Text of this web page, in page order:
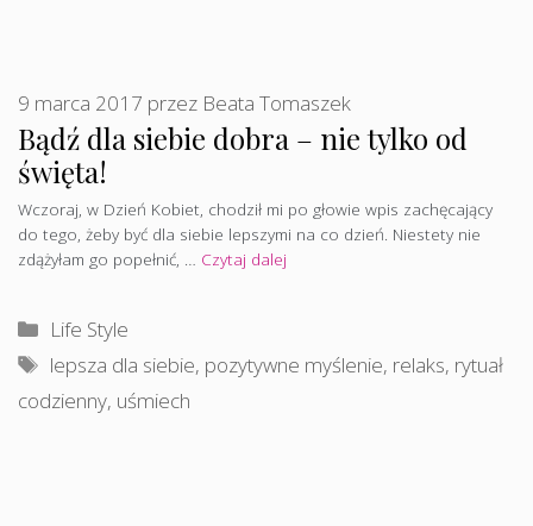
Bądź dla siebie dobra – nie tylko od
święta!
9 marca 2017 przez Beata Tomaszek
Wczoraj, w Dzień Kobiet, chodził mi po głowie wpis zachęcający
do tego, żeby być dla siebie lepszymi na co dzień. Niestety nie
zdążyłam go popełnić, … Czytaj dalej
Kategorie
Life Style
Tagi
lepsza dla siebie, pozytywne myślenie, relaks, rytuał
codzienny, uśmiech